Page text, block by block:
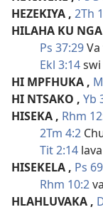
HEZEKIYA , 2Th
HILAHA KU
Ps 37:29
Ekl 3:14
HI MPFHUKA ,
HI NTSAKO , Yb
HISEKA , Rhm
2Tm 4:2
Tit 2:14 lava
HISEKELA , Ps
Rhm 10:2
HLAHLUVAKA ,